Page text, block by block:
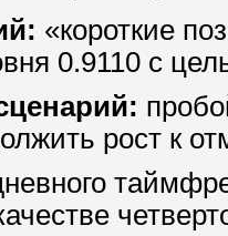
«короткие
0.9110 с
рост к